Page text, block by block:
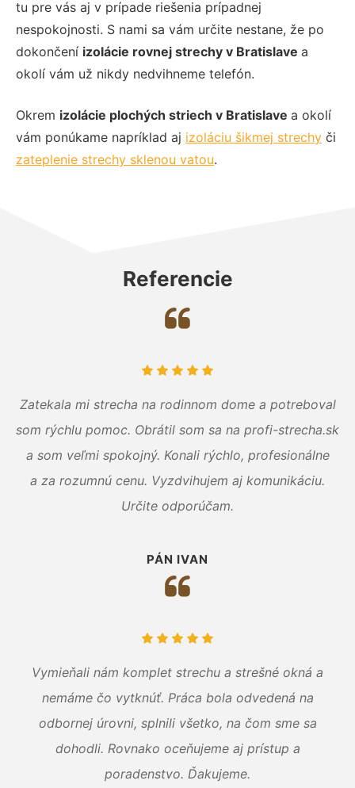
tu pre vás aj v prípade riešenia prípadnej
nespokojnosti. S nami sa vám určite nestane, že po
dokončení izolácie rovnej strechy v Bratislave a
okolí vám už nikdy nedvihneme telefón.
Okrem izolácie plochých striech v Bratislave a okolí
vám ponúkame napríklad aj izoláciu šikmej strechy či
zateplenie strechy sklenou vatou.
Referencie
Zatekala mi strecha na rodinnom dome a potreboval
som rýchlu pomoc. Obrátil som sa na profi-strecha.sk
a som veľmi spokojný. Konali rýchlo, profesionálne
a za rozumnú cenu. Vyzdvihujem aj komunikáciu.
Určite odporúčam.
PÁN IVAN
Vymieňali nám komplet strechu a strešné okná a
nemáme čo vytknúť. Práca bola odvedená na
odbornej úrovni, splnili všetko, na čom sme sa
dohodli. Rovnako oceňujeme aj prístup a
poradenstvo. Ďakujeme.